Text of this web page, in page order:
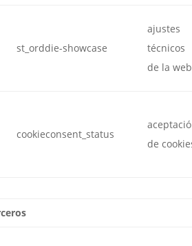
st_orddie-showcase
ajustes
técnicos
de la web
cookieconsent_status
de